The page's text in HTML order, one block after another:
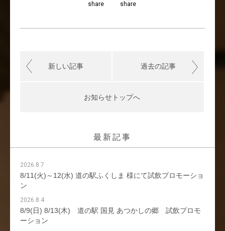
share share
新しい記事
お知らせトップへ
過去の記事
最新記事
2026.8.7
8/11(火)～12(水) 道の駅ふくしま 様にて試飲プロモーショ
ン
2026.8.4
8/9(日) 8/13(木) 道の駅 国見 あつかしの郷 試飲プロモ
ーション